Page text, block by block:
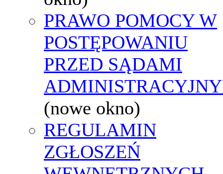
PRAWO POMOCY W
POSTĘPOWANIU
PRZED SĄDAMI
(nowe okno)
REGULAMIN
ZGŁOSZEŃ